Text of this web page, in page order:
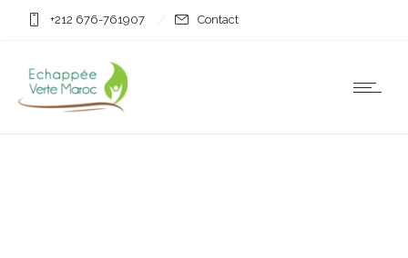
+212 676-761907 Contact